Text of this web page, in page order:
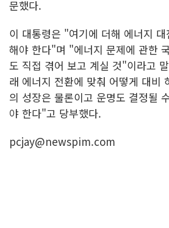
문했다.
이 대통령은 "여기에 더해 에너지
해야 한다"며 "에너지 문제에 관한
도 직접 겪어 보고 계실 것"이라고
래 에너지 전환에 맞춰 어떻게 대비
의 성장은 물론이고 운명도 결정될
야 한다"고 당부했다.
pcjay@newspim.com